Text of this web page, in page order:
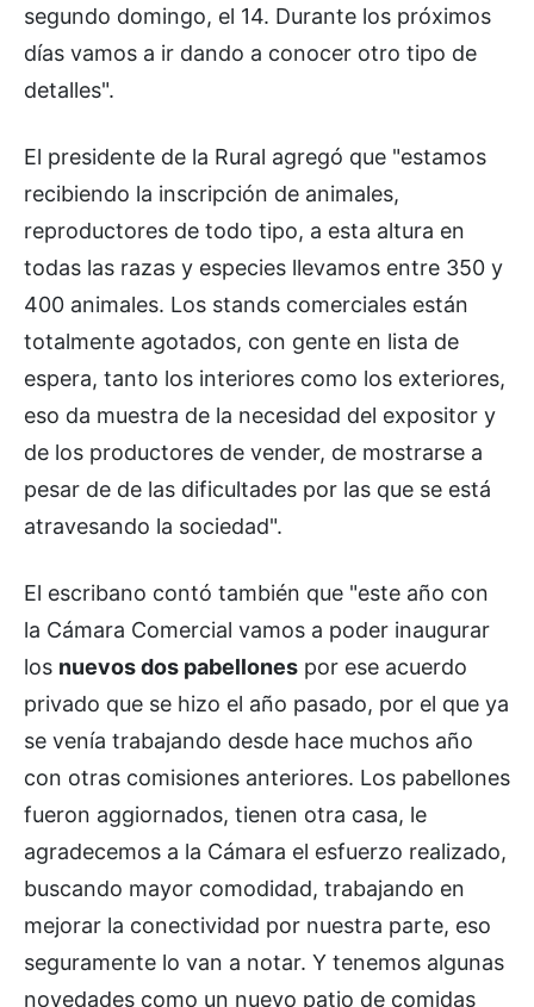
segundo domingo, el 14. Durante los próximos
días vamos a ir dando a conocer otro tipo de
detalles".
El presidente de la Rural agregó que "estamos
recibiendo la inscripción de animales,
reproductores de todo tipo, a esta altura en
todas las razas y especies llevamos entre 350 y
400 animales. Los stands comerciales están
totalmente agotados, con gente en lista de
espera, tanto los interiores como los exteriores,
eso da muestra de la necesidad del expositor y
de los productores de vender, de mostrarse a
pesar de de las dificultades por las que se está
atravesando la sociedad".
El escribano contó también que "este año con
la Cámara Comercial vamos a poder inaugurar
los nuevos dos pabellones por ese acuerdo
privado que se hizo el año pasado, por el que ya
se venía trabajando desde hace muchos año
con otras comisiones anteriores. Los pabellones
fueron aggiornados, tienen otra casa, le
agradecemos a la Cámara el esfuerzo realizado,
buscando mayor comodidad, trabajando en
mejorar la conectividad por nuestra parte, eso
seguramente lo van a notar. Y tenemos algunas
novedades como un nuevo patio de comidas